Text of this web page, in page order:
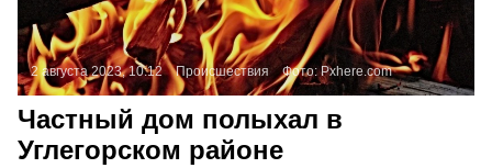
2 августа 2023, 10:12 Происшествия Фото:Pxhere.com
Частный дом полыхал в
Углегорском районе